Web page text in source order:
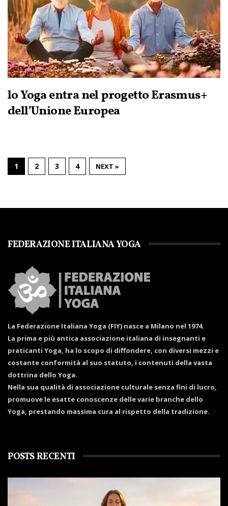
lo Yoga entra nel progetto Erasmus+
dell’Unione Europea
1 2 3 4 NEXT »
FEDERAZIONE ITALIANA YOGA
La Federazione Italiana Yoga (FIY) nasce a Milano nel 1974.
La prima e più antica associazione italiana di insegnanti e
praticanti Yoga, ha lo scopo di diffondere, con diversi mezzi e
costante conformità al suo statuto, i contenuti della vasta
dottrina dello Yoga.
Nella sua qualità di associazione culturale senza fini di lucro,
promuove le esatte conoscenze delle varie branche dello
Yoga, prestando massima cura al rispetto della tradizione.
POSTS RECENTI